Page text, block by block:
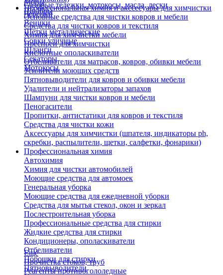
Мопы
Швабры
Садовые тележки, мотокосы, масла, лески
Черенки
Веники
Щетки металлические
Совки уличные
Шланги
Секаторы
Мотокосы
Профессиональная химия и акссесуары для химчистки
Основные средства для чистки ковров и мебели
Средства для чистки ковров и текстиля
Химия для химчистки мебели
Преспреи для химчистки
Кислотные ополаскиватели
Отбеливатели для матрасов, ковров, обивки мебели
Усилители моющих средств
Пятновыводители для ковров и обивки мебели
Удалители и нейтрализаторы запахов
Шампуни для чистки ковров и мебели
Пеногасители
Пропитки, антистатики для ковров и текстиля
Средства для чистки кожи
Аксессуары для химчистки (шпателя, индикаторы ph,
скребки, распылители, щетки, салфетки, фонарики)
Профессиональная химия
Автохимия
Химия для чистки автомобилей
Моющие средства для автомоек
Генеральная уборка
Моющие средства для ежедневной уборки
Средства для мытья стекол, окон и зеркал
Послестроительная уборка
Профессиональные средства для стирки
Жидкие средства для стирки
Кондиционеры, ополаскиватели
Отбеливатели
Порошки для стирки
Пятновыводители
Еще
Прочистка стоков, труб
Реагенты противогололедные